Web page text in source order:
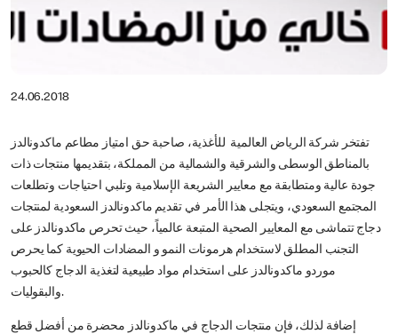
24.06.2018
تفتخر شركة الرياض العالمية للأغذية، صاحبة حق امتياز مطاعم ماكدونالدز
بالمناطق الوسطى والشرقية والشمالية من المملكة، بتقديمها منتجات ذات
جودة عالية ومتطابقة مع معايير الشريعة الإسلامية وتلبي احتياجات وتطلعات
المجتمع السعودي، ويتجلى هذا الأمر في تقديم ماكدونالدز السعودية لمنتجات
دجاج تتماشى مع المعايير الصحية المتبعة عالمياً، حيث تحرص ماكدونالدز على
التجنب المطلق لاستخدام هرمونات النمو و المضادات الحيوية كما يحرص
موردو ماكدونالدز على استخدام مواد طبيعية لتغذية الدجاج كالحبوب
والبقوليات.
إضافة لذلك، فإن منتجات الدجاج في ماكدونالدز محضرة من أفضل قطع